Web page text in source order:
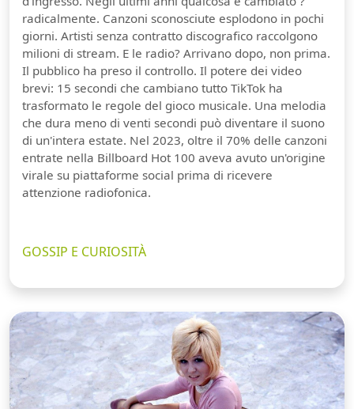
radicalmente. Canzoni sconosciute esplodono in pochi
giorni. Artisti senza contratto discografico raccolgono
milioni di stream. E le radio? Arrivano dopo, non prima.
Il pubblico ha preso il controllo. Il potere dei video
brevi: 15 secondi che cambiano tutto TikTok ha
trasformato le regole del gioco musicale. Una melodia
che dura meno di venti secondi può diventare il suono
di un'intera estate. Nel 2023, oltre il 70% delle canzoni
entrate nella Billboard Hot 100 aveva avuto un'origine
virale su piattaforme social prima di ricevere
attenzione radiofonica.
GOSSIP E CURIOSITÀ